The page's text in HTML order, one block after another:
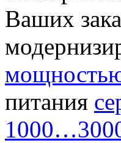
Ваших
питания